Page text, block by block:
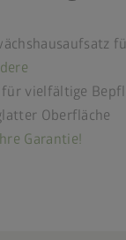
vielfältige
Oberfläche
Garantie!